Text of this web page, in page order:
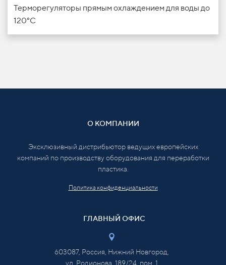
Терморегуляторы прямым охлаждением для воды до
120°C
О КОМПАНИИ
Эксклюзивный дистрибьютор ведущих европейских
компаний по производству оборудования для переработки
пластика.
Политика конфиденциальности
ГЛАВНЫЙ ОФИС
603087, Россия, Нижний Новгород,
ул. Родионова, 189/24, пом. 1